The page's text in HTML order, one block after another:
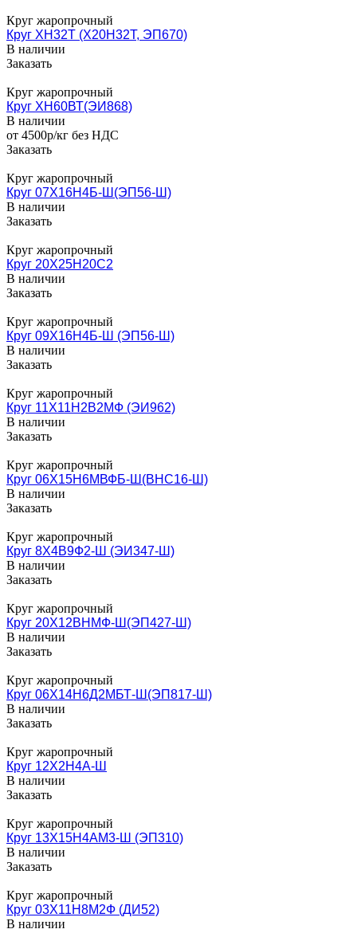
Круг жаропрочный
Круг ХН32Т (Х20Н32Т, ЭП670)
В наличии
Заказать
Круг жаропрочный
Круг ХН60ВТ(ЭИ868)
В наличии
от 4500р/кг без НДС
Заказать
Круг жаропрочный
Круг 07Х16Н4Б-Ш(ЭП56-Ш)
В наличии
Заказать
Круг жаропрочный
Круг 20Х25Н20С2
В наличии
Заказать
Круг жаропрочный
Круг 09Х16Н4Б-Ш (ЭП56-Ш)
В наличии
Заказать
Круг жаропрочный
Круг 11Х11Н2В2МФ (ЭИ962)
В наличии
Заказать
Круг жаропрочный
Круг 06Х15Н6МВФБ-Ш(ВНС16-Ш)
В наличии
Заказать
Круг жаропрочный
Круг 8Х4В9Ф2-Ш (ЭИ347-Ш)
В наличии
Заказать
Круг жаропрочный
Круг 20Х12ВНМФ-Ш(ЭП427-Ш)
В наличии
Заказать
Круг жаропрочный
Круг 06Х14Н6Д2МБТ-Ш(ЭП817-Ш)
В наличии
Заказать
Круг жаропрочный
Круг 12Х2Н4А-Ш
В наличии
Заказать
Круг жаропрочный
Круг 13Х15Н4АМ3-Ш (ЭП310)
В наличии
Заказать
Круг жаропрочный
Круг 03Х11Н8М2Ф (ДИ52)
В наличии